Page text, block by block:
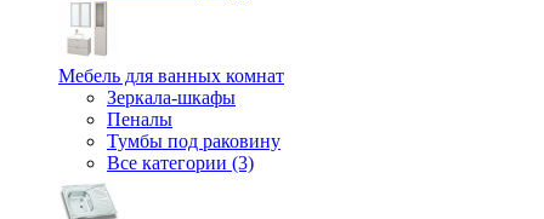
Мебель для ванных комнат
Зеркала-шкафы
Пеналы
Тумбы под раковину
Все категории (3)